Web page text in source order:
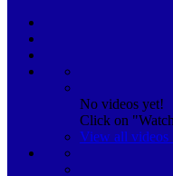
No videos yet!
Click on
View all videos